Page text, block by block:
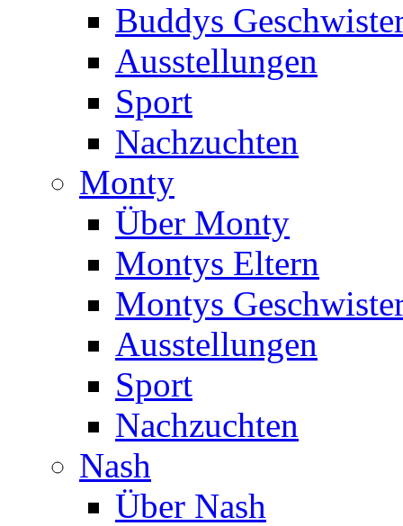
Buddys
Ausstellungen
Sport
Nachzuchten
Monty
Über Monty
Montys Eltern
Montys
Ausstellungen
Sport
Nachzuchten
Nash
Über Nash